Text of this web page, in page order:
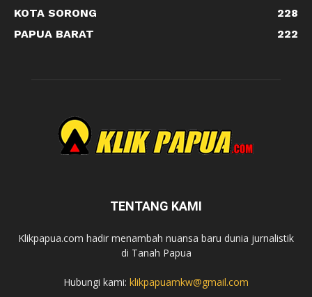
KOTA SORONG
228
PAPUA BARAT
222
TENTANG KAMI
Klikpapua.com hadir menambah nuansa baru dunia jurnalistik
di Tanah Papua
Hubungi kami: klikpapuamkw@gmail.com